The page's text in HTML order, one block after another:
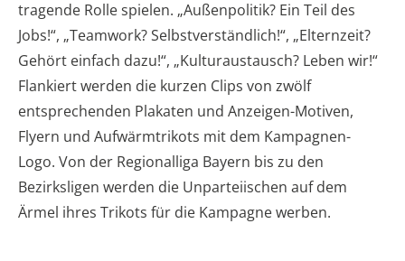
tragende Rolle spielen. „Außenpolitik? Ein Teil des
Jobs!“, „Teamwork? Selbstverständlich!“, „Elternzeit?
Gehört einfach dazu!“, „Kulturaustausch? Leben wir!“
Flankiert werden die kurzen Clips von zwölf
entsprechenden Plakaten und Anzeigen-Motiven,
Flyern und Aufwärmtrikots mit dem Kampagnen-
Logo. Von der Regionalliga Bayern bis zu den
Bezirksligen werden die Unparteiischen auf dem
Ärmel ihres Trikots für die Kampagne werben.